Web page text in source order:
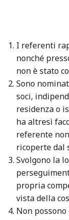
I referenti
nonché
non è stato
Sono
soci,
residenza o
ha altresì
referente
ricoperte dal
Svolgono la
propria
vista della
Non